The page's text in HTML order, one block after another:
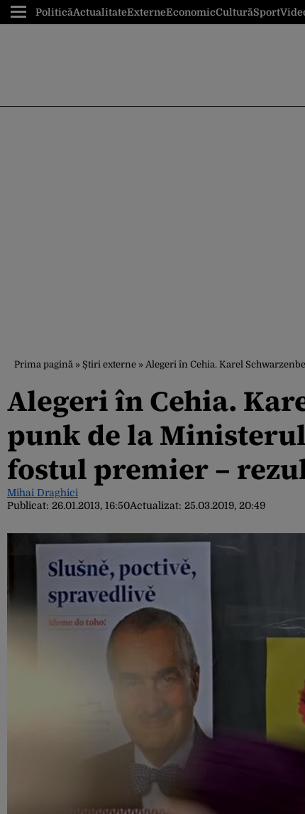
PoliticăActualitateExterneEconomicCulturăSport
Prima pagină » Știri externe » Alegeri în Cehia. Karel
Alegeri în Cehia.
punk de la
fostul premier –
Mihai Draghici
Publicat: 26.01.2013, 16:50Actualizat: 25.03.2019, 20:49